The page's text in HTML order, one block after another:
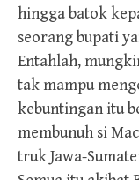
hingga batok
seorang bupati
Entahlah,
tak mampu
kebuntingan itu
membunuh si
truk Jawa-